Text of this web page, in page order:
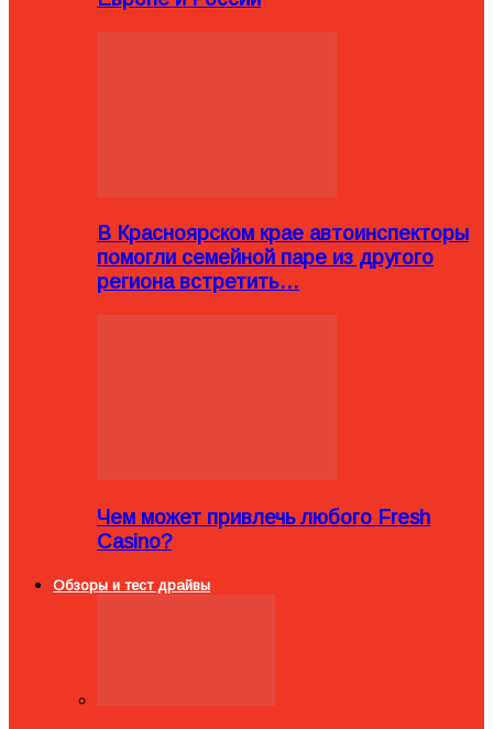
В Красноярском крае автоинспекторы
помогли семейной паре из другого
региона встретить…
Чем может привлечь любого Fresh
Casino?
Обзоры и тест драйвы